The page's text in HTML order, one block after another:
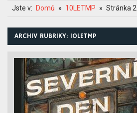
Jste v: Domů 10LETMP Stránka 2
ARCHIV RUBRIKY: 10LETMP